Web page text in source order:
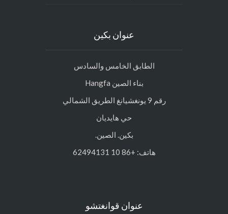
عنوان بكين
الطابق الخامس والسادس
بناء الصين Hangfa
حي هايديان
بكين. الصين.
عنوان قوانغتشو